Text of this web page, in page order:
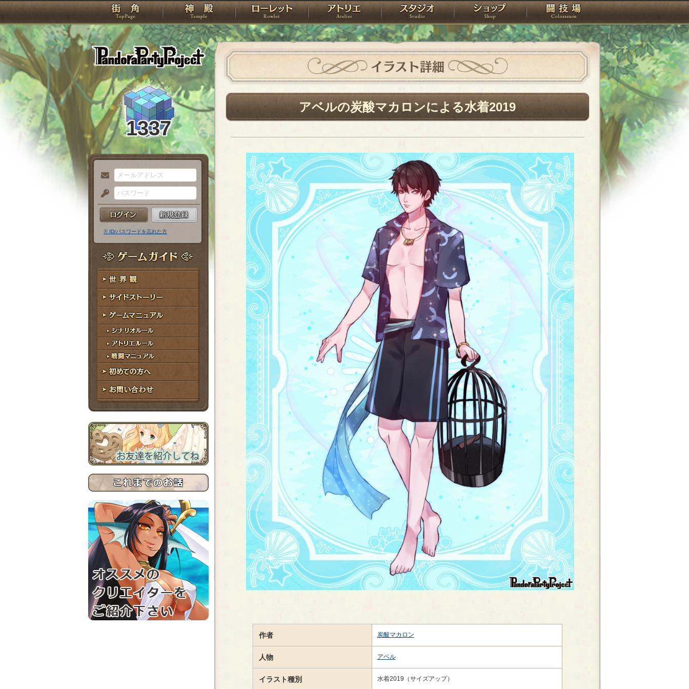
PandoraPartyProject
TOP 神殿 ローレット アトリエ スタジオ ショップ 闘技場
1337
メ
ー
ル
ア
ド
レ
ス
パ
ス
ー
ド
※ ID/パスワードを忘れた方
ゲームガイド
世界観
サイドストーリー
ゲームマニュアル
シナリオルール
アトリエルール
戦闘マニュアル
初めての方へ
お問い合わせ
イラスト詳細
アベルの炭酸マカロンによる水着2019
作者 炭酸マカロン
人物 アベル
イラスト種別 水着2019（サイズアップ）